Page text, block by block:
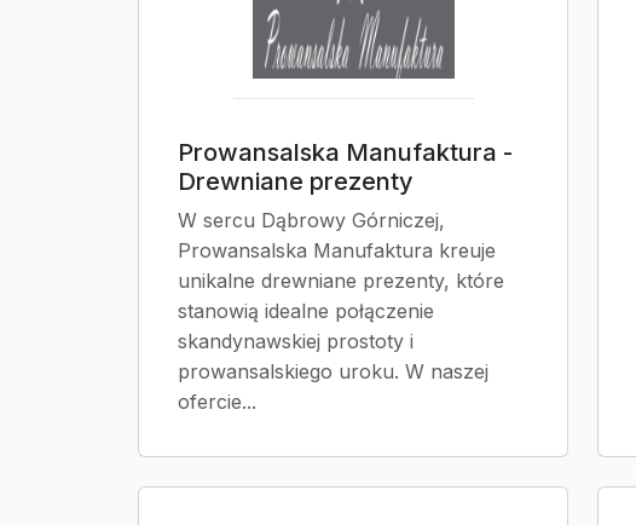
Prowansalska Manufaktura -
Drewniane prezenty
W sercu Dąbrowy Górniczej,
Prowansalska Manufaktura kreuje
unikalne drewniane prezenty, które
stanowią idealne połączenie
skandynawskiej prostoty i
prowansalskiego uroku. W naszej
ofercie...